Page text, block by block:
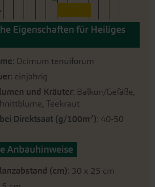
Eigenschaften für Heiliges
: Ocimum tenuiforum
: einjährig
und Kräuter: Balkon/Gefäße,
Teekraut
Direktsaat (g/100m²): 40-50
Anbauhinweise
(cm): 30 x 25 cm